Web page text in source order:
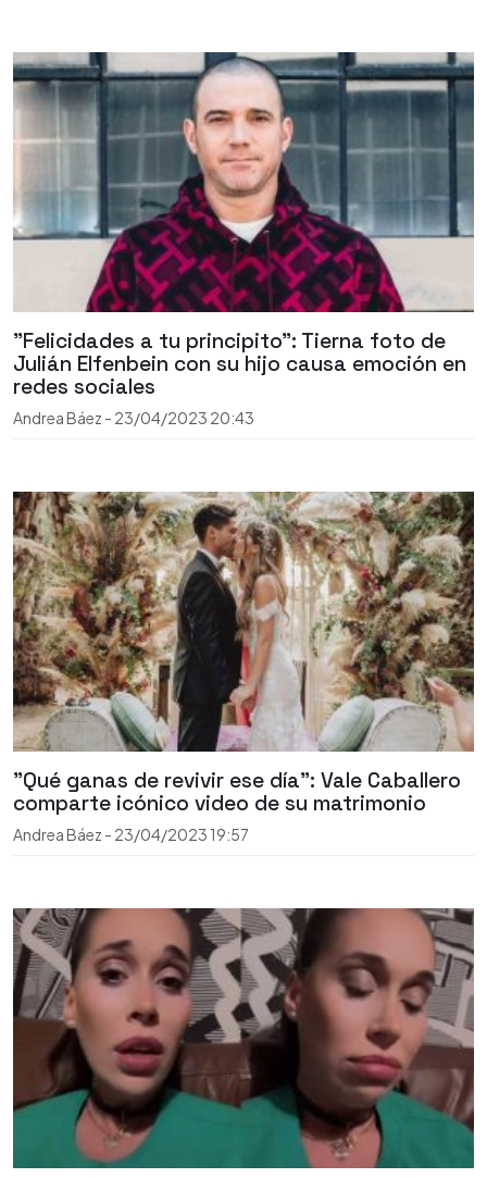
"Felicidades a tu principito": Tierna foto de
Julián Elfenbein con su hijo causa emoción en
redes sociales
Andrea Báez - 23/04/2023 20:43
"Qué ganas de revivir ese día": Vale Caballero
comparte icónico video de su matrimonio
Andrea Báez - 23/04/2023 19:57